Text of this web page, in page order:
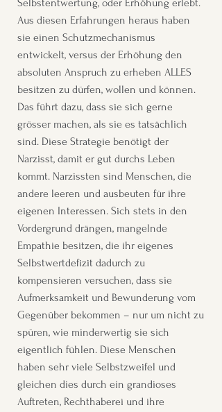
Selbstentwertung, oder Erhöhung erlebt.
Aus diesen Erfahrungen heraus haben
sie einen Schutzmechanismus
entwickelt, versus der Erhöhung den
absoluten Anspruch zu erheben ALLES
besitzen zu dürfen, wollen und können.
Das führt dazu, dass sie sich gerne
grösser machen, als sie es tatsächlich
sind. Diese Strategie benötigt der
Narzisst, damit er gut durchs Leben
kommt. Narzissten sind Menschen, die
andere leeren und ausbeuten für ihre
eigenen Interessen. Sich stets in den
Vordergrund drängen, mangelnde
Empathie besitzen, die ihr eigenes
Selbstwertdefizit dadurch zu
kompensieren versuchen, dass sie
Aufmerksamkeit und Bewunderung vom
Gegenüber bekommen – nur um nicht zu
spüren, wie minderwertig sie sich
eigentlich fühlen. Diese Menschen
haben sehr viele Selbstzweifel und
gleichen dies durch ein grandioses
Auftreten, Rechthaberei und ihre